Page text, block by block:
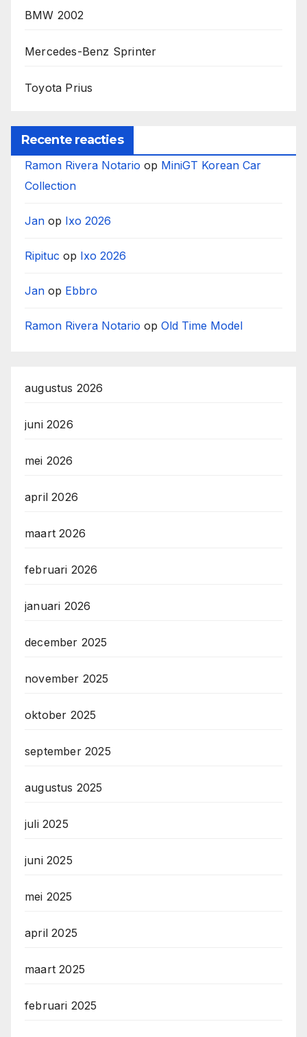
BMW 2002
Mercedes-Benz Sprinter
Toyota Prius
Recente reacties
Ramon Rivera Notario op MiniGT Korean Car
Collection
Jan op Ixo 2026
Ripituc op Ixo 2026
Jan op Ebbro
Ramon Rivera Notario op Old Time Model
augustus 2026
juni 2026
mei 2026
april 2026
maart 2026
februari 2026
januari 2026
december 2025
november 2025
oktober 2025
september 2025
augustus 2025
juli 2025
juni 2025
mei 2025
april 2025
maart 2025
februari 2025